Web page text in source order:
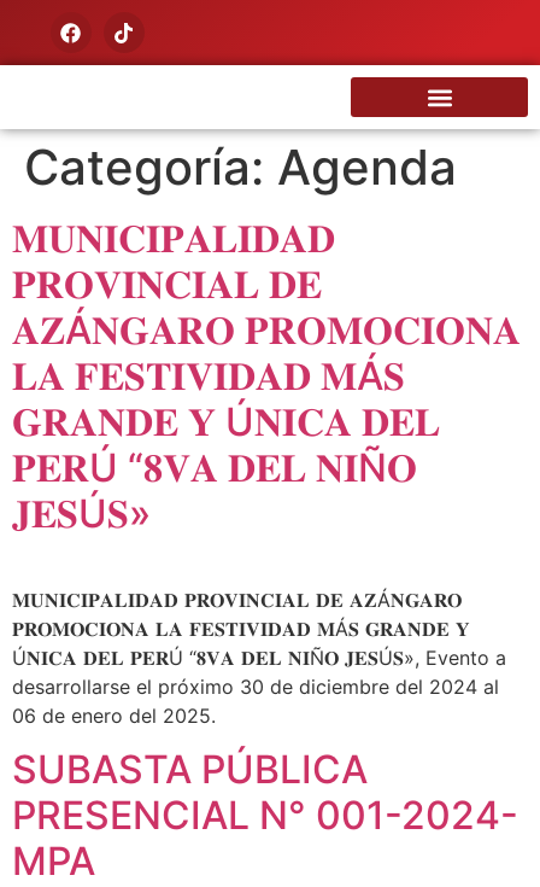
Categoría: Agenda
𝐌𝐔𝐍𝐈𝐂𝐈𝐏𝐀𝐋𝐈𝐃𝐀𝐃
𝐏𝐑𝐎𝐕𝐈𝐍𝐂𝐈𝐀𝐋 𝐃𝐄
𝐀𝐙Á𝐍𝐆𝐀𝐑𝐎 𝐏𝐑𝐎𝐌𝐎𝐂𝐈𝐎𝐍𝐀
𝐋𝐀 𝐅𝐄𝐒𝐓𝐈𝐕𝐈𝐃𝐀𝐃 𝐌Á𝐒
𝐆𝐑𝐀𝐍𝐃𝐄 𝐘 Ú𝐍𝐈𝐂𝐀 𝐃𝐄𝐋
𝐏𝐄𝐑Ú “𝟖𝐕𝐀 𝐃𝐄𝐋 𝐍𝐈Ñ𝐎
𝐉𝐄𝐒Ú𝐒»
𝐌𝐔𝐍𝐈𝐂𝐈𝐏𝐀𝐋𝐈𝐃𝐀𝐃 𝐏𝐑𝐎𝐕𝐈𝐍𝐂𝐈𝐀𝐋 𝐃𝐄 𝐀𝐙Á𝐍𝐆𝐀𝐑𝐎
𝐏𝐑𝐎𝐌𝐎𝐂𝐈𝐎𝐍𝐀 𝐋𝐀 𝐅𝐄𝐒𝐓𝐈𝐕𝐈𝐃𝐀𝐃 𝐌Á𝐒 𝐆𝐑𝐀𝐍𝐃𝐄 𝐘
Ú𝐍𝐈𝐂𝐀 𝐃𝐄𝐋 𝐏𝐄𝐑Ú “𝟖𝐕𝐀 𝐃𝐄𝐋 𝐍𝐈Ñ𝐎 𝐉𝐄𝐒Ú𝐒», Evento a
desarrollarse el próximo 30 de diciembre del 2024 al
06 de enero del 2025.
SUBASTA PÚBLICA
PRESENCIAL N° 001-2024-
MPA